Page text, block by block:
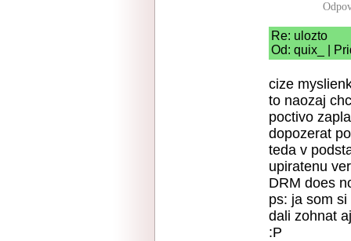
Re: ulozto
Od: quix_ |
cize
to naozaj
poctivo
dopozerat
teda v
upiratenu
DRM does
ps: ja som
dali zohnat
:P